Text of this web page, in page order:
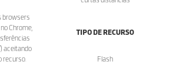
browsers
Chrome,
aceitando
recurso.
TIPO DE RECURSO
Flash